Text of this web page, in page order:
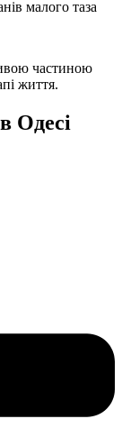
малого таза
частиною
життя.
Одесі